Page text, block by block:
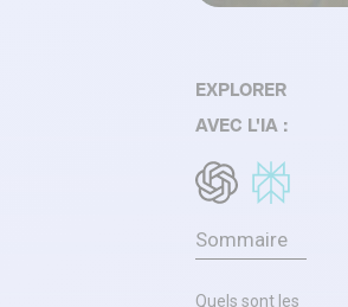
EXPLORER
AVEC L'IA :
Sommaire
Quels sont les